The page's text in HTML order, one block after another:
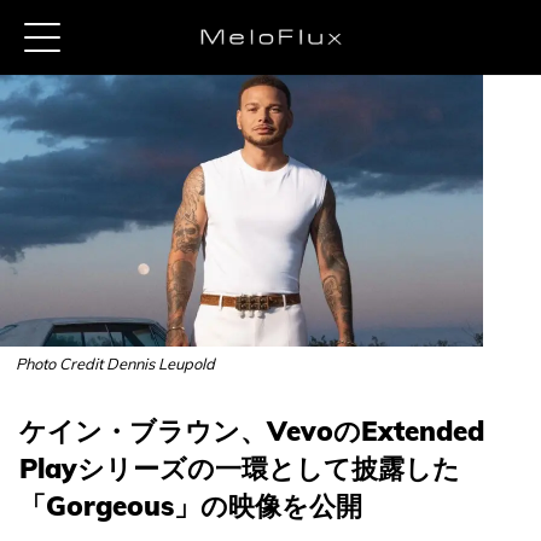
Photo Credit Dennis Leupold
ケイン・ブラウン、VevoのExtended
Playシリーズの一環として披露した
「Gorgeous」の映像を公開